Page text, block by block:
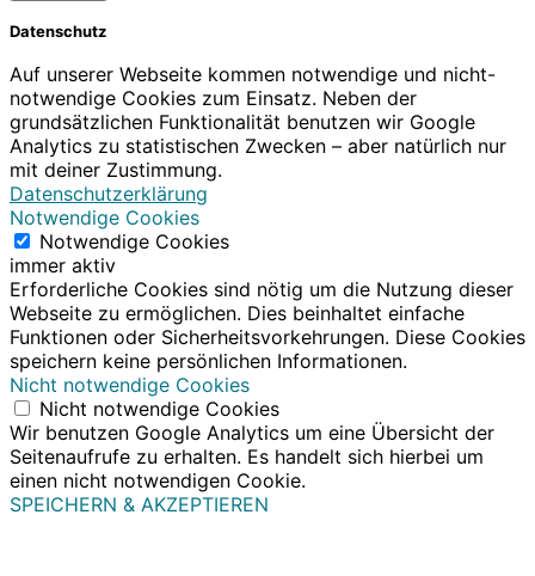
Datenschutz
Auf unserer Webseite kommen notwendige und nicht-
notwendige Cookies zum Einsatz. Neben der
grundsätzlichen Funktionalität benutzen wir Google
Analytics zu statistischen Zwecken – aber natürlich nur
mit deiner Zustimmung.
Datenschutzerklärung
Notwendige Cookies
Notwendige Cookies
immer aktiv
Erforderliche Cookies sind nötig um die Nutzung dieser
Webseite zu ermöglichen. Dies beinhaltet einfache
Funktionen oder Sicherheitsvorkehrungen. Diese Cookies
speichern keine persönlichen Informationen.
Nicht notwendige Cookies
Nicht notwendige Cookies
Wir benutzen Google Analytics um eine Übersicht der
Seitenaufrufe zu erhalten. Es handelt sich hierbei um
einen nicht notwendigen Cookie.
SPEICHERN & AKZEPTIEREN